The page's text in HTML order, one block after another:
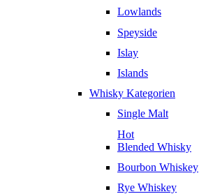
Lowlands
Speyside
Islay
Islands
Whisky Kategorien
Single Malt
Hot
Blended Whisky
Bourbon Whiskey
Rye Whiskey